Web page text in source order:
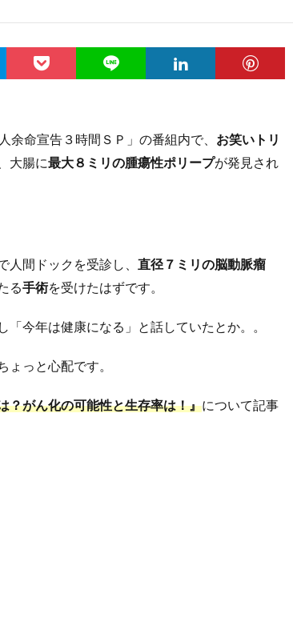
命宣告３時間ＳＰ」の番組内で、 お笑いトリ
大腸に最大８ミリの腫瘍性ポリープが発見され
間ドックを受診し、 直径７ミリの脳動脈瘤
る手術を受けたはずです。
今年は健康になる」と話していたとか。。
っと心配です。
？がん化の可能性と生存率は！』について記事